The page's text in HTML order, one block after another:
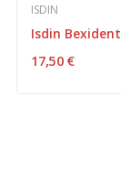
ISDIN
17,50 €